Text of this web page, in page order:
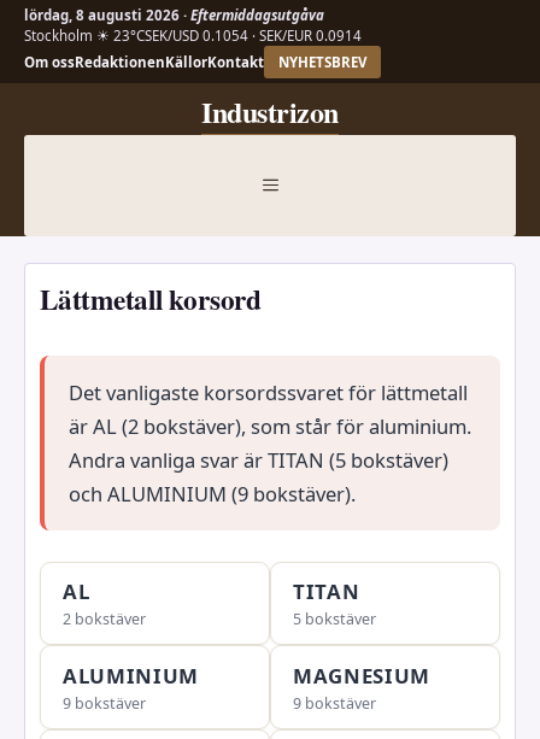
lördag, 8 augusti 2026 · Eftermiddagsutgåva
Stockholm ☀ 23°CSEK/USD 0.1054 · SEK/EUR 0.0914
Om ossRedaktionenKällorKontakt NYHETSBREV
Industrizon
MENY
Lättmetall korsord
Det vanligaste korsordssvaret för lättmetall
är AL (2 bokstäver), som står för aluminium.
Andra vanliga svar är TITAN (5 bokstäver)
och ALUMINIUM (9 bokstäver).
AL
2 bokstäver
TITAN
5 bokstäver
ALUMINIUM
9 bokstäver
MAGNESIUM
9 bokstäver